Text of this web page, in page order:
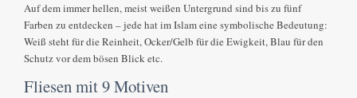
Auf dem immer hellen, meist weißen Untergrund sind bis zu fünf
Farben zu entdecken – jede hat im Islam eine symbolische Bedeutung:
Weiß steht für die Reinheit, Ocker/Gelb für die Ewigkeit, Blau für den
Schutz vor dem bösen Blick etc.
Fliesen mit 9 Motiven